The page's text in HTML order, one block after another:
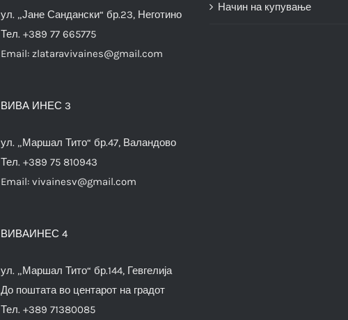
ул. „Јане Сандански“ бр.23, Неготино
Тел. +389 77 665775
Email: zlataravivaines@gmail.com
ВИВА ИНЕС 3
ул. „Маршал Тито“ бр.47, Валандово
Тел. +389 75 810943
Email: vivainesv@gmail.com
ВИВАИНЕС 4
ул. „Маршал Тито“ бр.144, Гевгелија
До поштата во центарот на градот
Тел. +389 71380085
Начин на купување